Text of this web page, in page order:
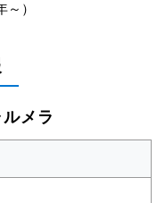
）
メラ